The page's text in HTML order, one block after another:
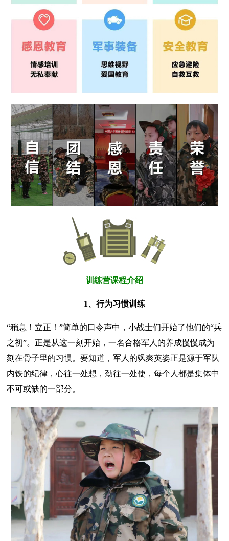
训练营课程介绍
1、行为习惯训练
“稍息！立正！”简单的口令声中，小战士们开始了他们的“兵
之初”。正是从这一刻开始，一名合格军人的养成慢慢成为
刻在骨子里的习惯。要知道，军人的飒爽英姿正是源于军队
内铁的纪律，心往一处想，劲往一处使，每个人都是集体中
不可或缺的一部分。